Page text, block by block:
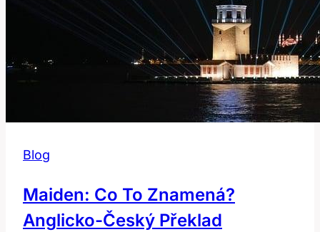
Blog
Maiden: Co To Znamená?
Anglicko-Český Překlad